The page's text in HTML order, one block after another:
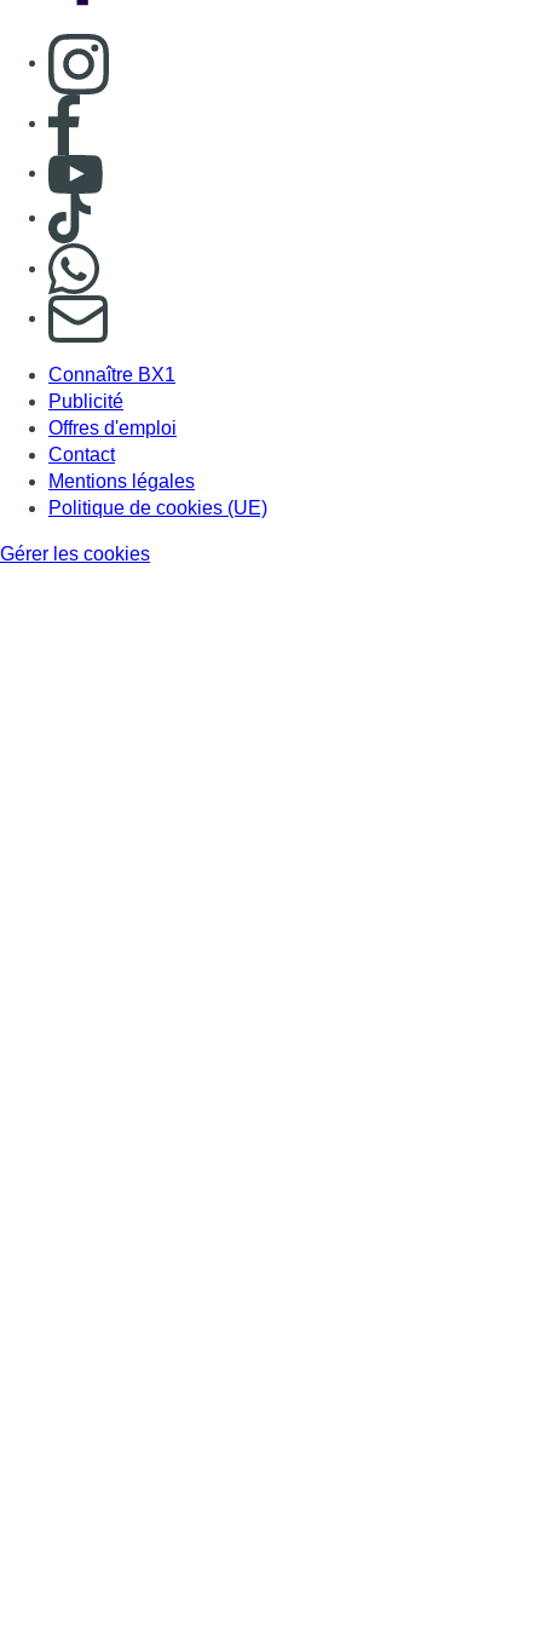
Consulter page Instagram
Consulter page Facebook
Consulter Youtube
Consulter TikTok
S'abonner à notre newsletter
Connaître BX1
Publicité
Offres d'emploi
Contact
Mentions légales
Politique de cookies (UE)
Gérer les cookies